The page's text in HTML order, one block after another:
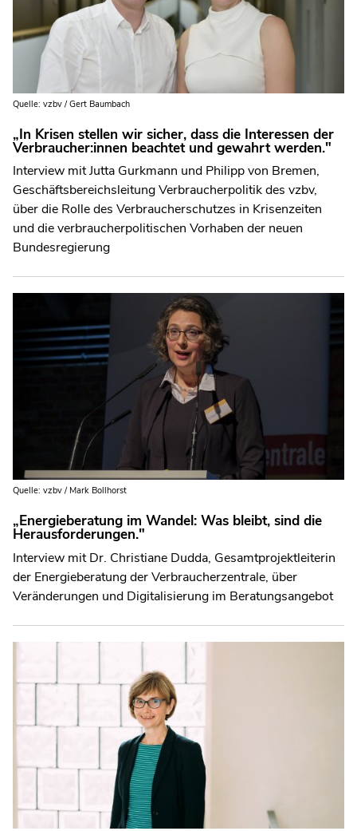
Quelle: vzbv / Gert Baumbach
„In Krisen stellen wir sicher, dass die Interessen der
Verbraucher:innen beachtet und gewahrt werden."
Interview mit Jutta Gurkmann und Philipp von Bremen,
Geschäftsbereichsleitung Verbraucherpolitik des vzbv,
über die Rolle des Verbraucherschutzes in Krisenzeiten
und die verbraucherpolitischen Vorhaben der neuen
Bundesregierung
Quelle: vzbv / Mark Bollhorst
„Energieberatung im Wandel: Was bleibt, sind die
Herausforderungen."
Interview mit Dr. Christiane Dudda, Gesamtprojektleiterin
der Energieberatung der Verbraucherzentrale, über
Veränderungen und Digitalisierung im Beratungsangebot